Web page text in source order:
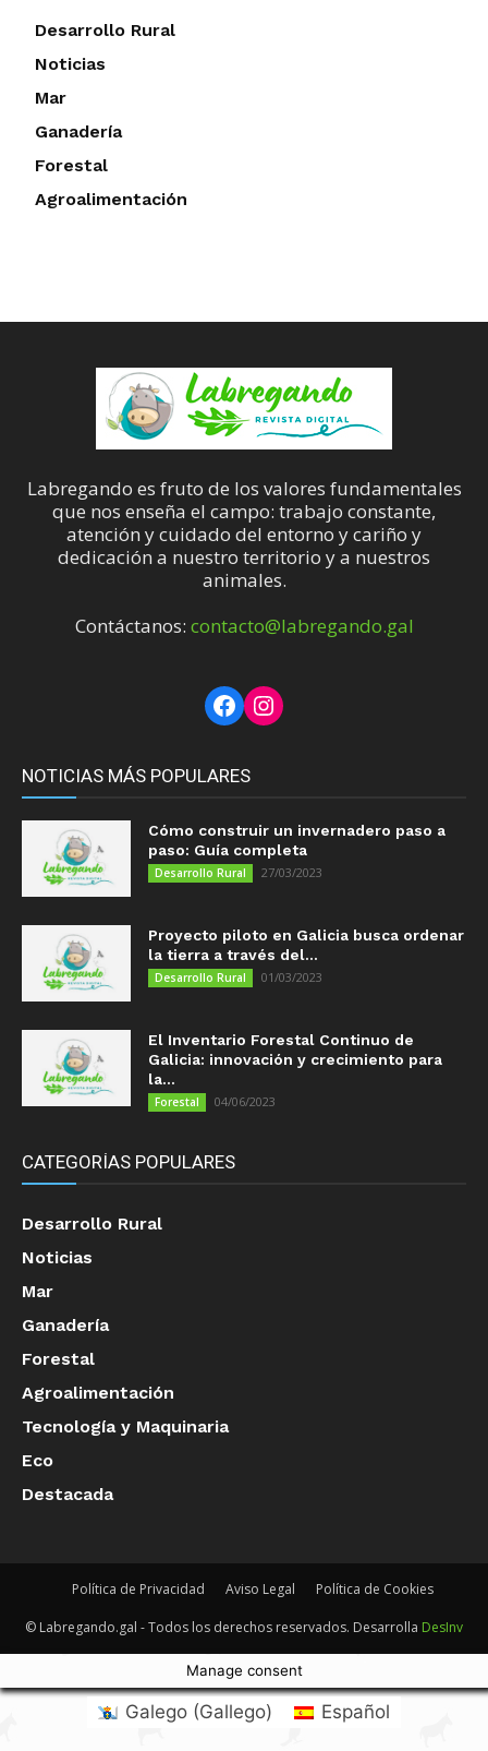
Desarrollo Rural
Noticias
Mar
Ganadería
Forestal
Agroalimentación
Labregando es fruto de los valores fundamentales
que nos enseña el campo: trabajo constante,
atención y cuidado del entorno y cariño y
dedicación a nuestro territorio y a nuestros
animales.
Contáctanos: contacto@labregando.gal
Facebook
Instagram
NOTICIAS MÁS POPULARES
Cómo construir un invernadero paso a
paso: Guía completa
Desarrollo Rural 27/03/2023
Proyecto piloto en Galicia busca ordenar
la tierra a través del...
Desarrollo Rural 01/03/2023
El Inventario Forestal Continuo de
Galicia: innovación y crecimiento para
la...
Forestal 04/06/2023
CATEGORÍAS POPULARES
Desarrollo Rural
Noticias
Mar
Ganadería
Forestal
Agroalimentación
Tecnología y Maquinaria
Eco
Destacada
Política de Privacidad Aviso Legal Política de Cookies
© Labregando.gal - Todos los derechos reservados. Desarrolla DesInv
Manage consent
Galego (Gallego) Español